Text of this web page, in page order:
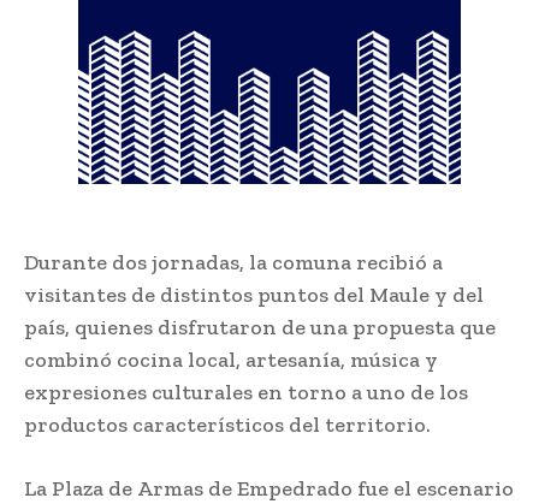
Durante dos jornadas, la comuna recibió a
visitantes de distintos puntos del Maule y del
país, quienes disfrutaron de una propuesta que
combinó cocina local, artesanía, música y
expresiones culturales en torno a uno de los
productos característicos del territorio.
La Plaza de Armas de Empedrado fue el escenario